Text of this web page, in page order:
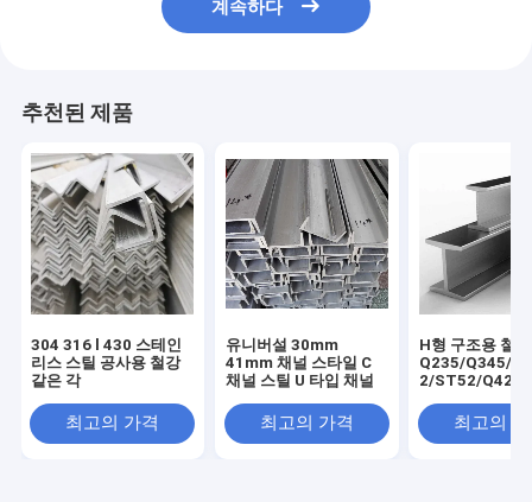
계속하다
추천된 제품
304 316 l 430 스테인
리스 스틸 공사용 철강
같은 각
최고의 가격
유니버설 30mm
41mm 채널 스타일 C
채널 스틸 U 타입 채널
최고의 가격
H형 구조용 철강
Q235/Q345/
2/ST52/Q420/
빔
최고의